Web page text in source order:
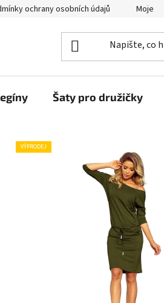
ochrany osobních údajů Moje
Šaty pro družičky
VÝPRODEJ